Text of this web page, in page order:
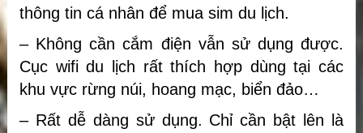
thông tin cá nhân để mua sim du lịch.
– Không cần cắm điện vẫn sử dụng được.
Cục wifi du lịch rất thích hợp dùng tại các
khu vực rừng núi, hoang mạc, biển đảo…
– Rất dễ dàng sử dụng. Chỉ cần bật lên là